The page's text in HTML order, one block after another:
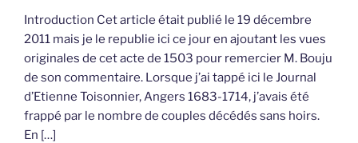
Introduction Cet article était publié le 19 décembre
2011 mais je le republie ici ce jour en ajoutant les vues
originales de cet acte de 1503 pour remercier M. Bouju
de son commentaire. Lorsque j’ai tappé ici le Journal
d’Etienne Toisonnier, Angers 1683-1714, j’avais été
frappé par le nombre de couples décédés sans hoirs.
En […]